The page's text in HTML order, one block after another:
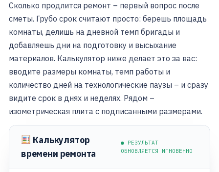
Сколько продлится ремонт – первый вопрос после
сметы. Грубо срок считают просто: берешь площадь
комнаты, делишь на дневной темп бригады и
добавляешь дни на подготовку и высыхание
материалов. Калькулятор ниже делает это за вас:
вводите размеры комнаты, темп работы и
количество дней на технологические паузы – и сразу
видите срок в днях и неделях. Рядом –
изометрическая плита с подписанными размерами.
Калькулятор
времени ремонта
● РЕЗУЛЬТАТ
ОБНОВЛЯЕТСЯ МГНОВЕННО